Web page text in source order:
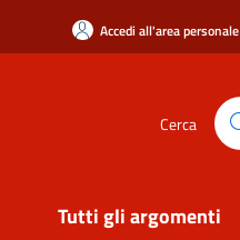
Accedi all'area personale
Cerca
Tutti gli argomenti